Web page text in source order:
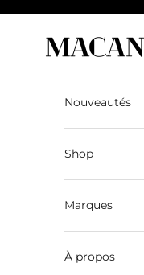
Macan Story
Nouveautés
Shop
Marques
À propos